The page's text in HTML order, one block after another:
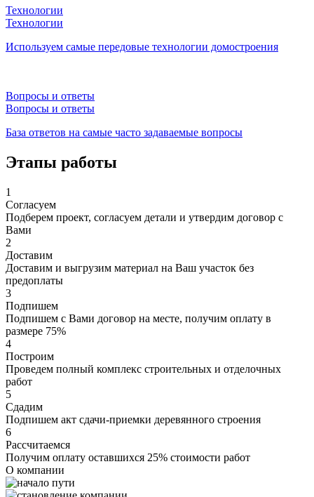
Технологии
Технологии
Используем самые передовые технологии домостроения
Вопросы и ответы
Вопросы и ответы
База ответов на самые часто задаваемые вопросы
Этапы работы
1
Согласуем
Подберем проект, согласуем детали и утвердим договор с
Вами
2
Доставим
Доставим и выгрузим материал на Ваш участок без
предоплаты
3
Подпишем
Подпишем с Вами договор на месте, получим оплату в
размере 75%
4
Построим
Проведем полный комплекс строительных и отделочных
работ
5
Сдадим
Подпишем акт сдачи-приемки деревянного строения
6
Рассчитаемся
Получим оплату оставшихся 25% стоимости работ
О компании